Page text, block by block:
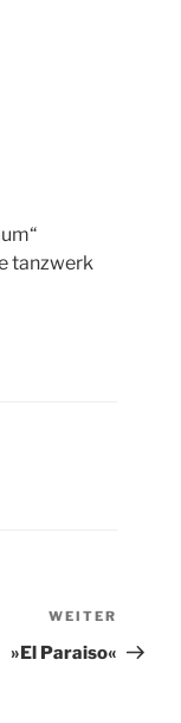
tanzwerk
Beitrag
WEITER
»El Paraiso«